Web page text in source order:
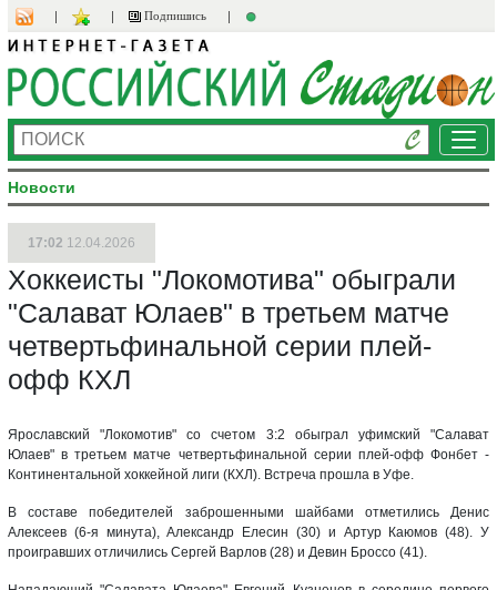
Подпишись
Новости
17:02 12.04.2026
Хоккеисты "Локомотива" обыграли
"Салават Юлаев" в третьем матче
четвертьфинальной серии плей-
офф КХЛ
Ярославский "Локомотив" со счетом 3:2 обыграл уфимский "Салават
Юлаев" в третьем матче четвертьфинальной серии плей-офф Фонбет -
Континентальной хоккейной лиги (КХЛ). Встреча прошла в Уфе.
В составе победителей заброшенными шайбами отметились Денис
Алексеев (6-я минута), Александр Елесин (30) и Артур Каюмов (48). У
проигравших отличились Сергей Варлов (28) и Девин Броссо (41).